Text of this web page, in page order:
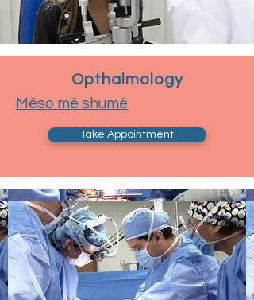
Opthalmology
Mëso më shumë
Take Appointment